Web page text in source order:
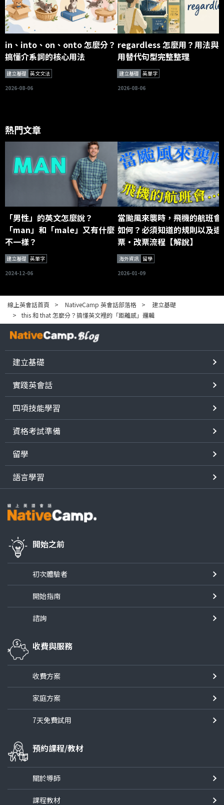
in、into、on、onto 怎麼分？
搞懂介系詞的核心用法
建立基礎 英文文法
2026-08-06
regardless 怎麼用？用法與
用替代句型完整整理
建立基礎 英單字
2026-08-06
熱門文章
「男性」的英文怎麼說？
「man」和「male」又有什麼
不一樣？
建立基礎 英單字
2024-12-06
當颱風來襲時，飛機的航班會
如何？必須知道的規則以及退
票・改票流程【解說】
海外資訊 留學
2026-01-09
線上英會話首頁 NativeCamp 英會話部落格
建立基礎
this 和 that 怎麼分？搞懂英文裡的「距離感」邏輯
建立基礎
實踐英會話
四項技能學習
資格考試準備
留學
語言學習
開始之前
初次體驗者
開始指南
諮詢
收費與服務
收費方案
家庭方案
7天免費試用
預約課程/教材
關於導師
課程教材